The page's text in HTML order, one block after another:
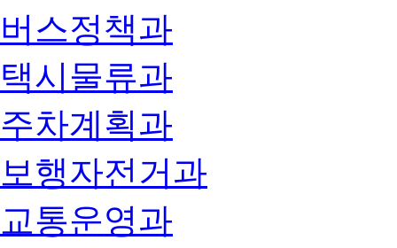
버스정책과
택시물류과
주차계획과
보행자전거과
교통운영과